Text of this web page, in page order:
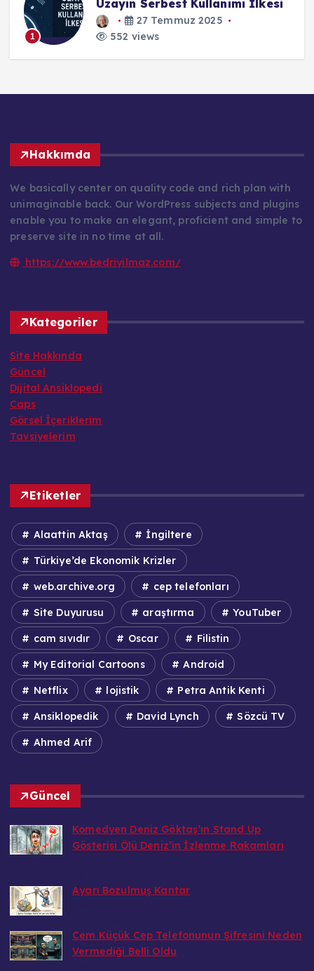
1
Uzayın Serbest Kullanımı İlkesi
27 Temmuz 2025
552 views
Hakkımda
We basically center on quality code and rich plan with
unimaginable back. Our WordPress subjects and plugins
enable you to make an elegant, proficient and simple to
preserve site in no time at all.
https://www.bedriyilmaz.com/
Kategoriler
Site Hakkında
Güncel
Dijital Ansiklopedi
Caps
Görsel İçeriklerim
Tavsiyelerim
Etiketler
Alaattin Aktaş İngiltere
Türkiye’de Ekonomik Krizler
web.archive.org cep telefonları
Site Duyurusu araştırma YouTuber
cam sıvıdır Oscar Filistin
My Editorial Cartoons Android
Netflix lojistik Petra Antik Kenti
Ansiklopedik David Lynch Sözcü TV
Ahmed Arif
Güncel
Komedyen Deniz Göktaş’ın Stand Up
Gösterisi Ölü Deniz’in İzlenme Rakamları
Ayarı Bozulmuş Kantar
Cem Küçük Cep Telefonunun Şifresini Neden
Vermediği Belli Oldu